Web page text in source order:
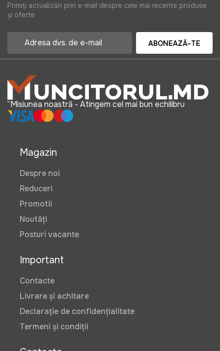
Primiți actualizări prin e-mail despre cele mai recente produse
și oferte
ABONEAZĂ-TE
“Misiunea noastră - Atingem cel mai bun echilibru
Magazin
Despre noi
Reduceri
Promotii
Noutăți
Posturi vacante
Important
Contacte
Livrare și achitare
Declarație de confidențialitate
Termeni și condiții